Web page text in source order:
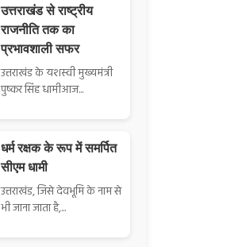
उत्तराखंड से राष्ट्रीय
राजनीति तक का
प्रभावशाली सफर
उत्तराखंड के यशस्वी मुख्यमंत्री
पुष्कर सिंह धामीआज...
धर्म रक्षक के रूप में समर्पित
सीएम धामी
उत्तराखंड, जिसे देवभूमि के नाम से
भी जाना जाता है,...